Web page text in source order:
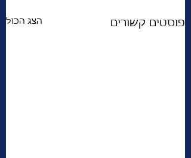
פוסטים קשורים הצג הכול